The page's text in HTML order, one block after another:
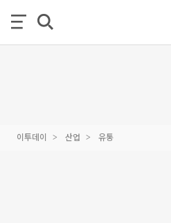
이투데이 산업 유통